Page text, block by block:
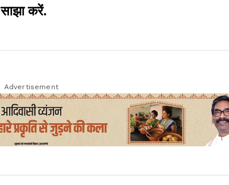
साझा करें.
Advertisement